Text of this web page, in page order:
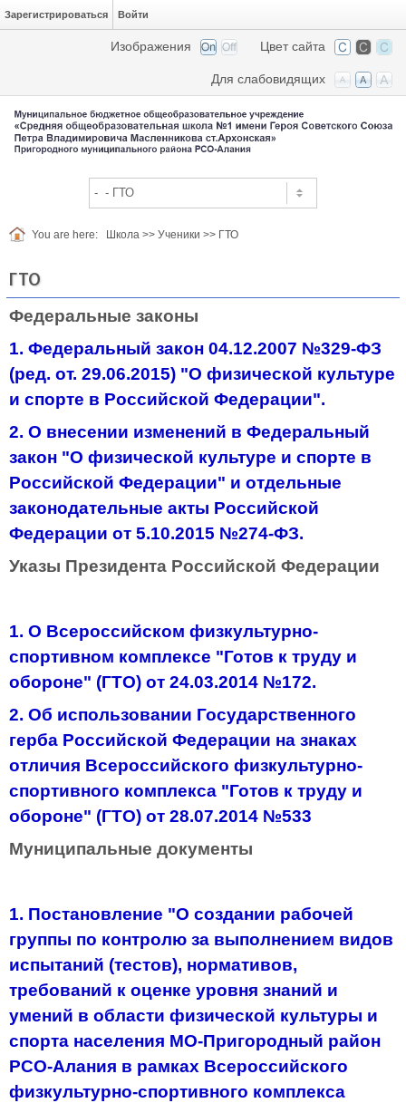
Зарегистрироваться Войти
Цвет сайта
Изображения
Для слабовидящих
You are here: Школа >> Ученики >> ГТО
ГТО
Федеральные законы
1. Федеральный закон 04.12.2007 №329-ФЗ
(ред. от. 29.06.2015) "О физической культуре
и спорте в Российской Федерации".
2. О внесении изменений в Федеральный
закон "О физической культуре и спорте в
Российской Федерации" и отдельные
законодательные акты Российской
Федерации от 5.10.2015 №274-ФЗ.
Указы Президента Российской Федерации
1. О Всероссийском физкультурно-
спортивном комплексе "Готов к труду и
обороне" (ГТО) от 24.03.2014 №172.
2. Об использовании Государственного
герба Российской Федерации на знаках
отличия Всероссийского физкультурно-
спортивного комплекса "Готов к труду и
обороне" (ГТО) от 28.07.2014 №533
Муниципальные документы
1. Постановление "О создании рабочей
группы по контролю за выполнением видов
испытаний (тестов), нормативов,
требований к оценке уровня знаний и
умений в области физической культуры и
спорта населения МО-Пригородный район
РСО-Алания в рамках Всероссийского
физкультурно-спортивного комплекса